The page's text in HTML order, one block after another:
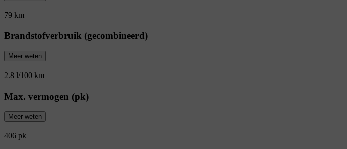
79 km
Brandstofverbruik (gecombineerd)
Meer weten
2.8 l/100 km
Max. vermogen (pk)
Meer weten
406 pk